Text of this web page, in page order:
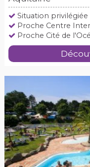
Situation privilégiée
Proche Centre
Proche Cité de